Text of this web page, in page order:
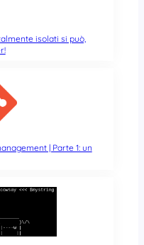
isolati si può,
| Parte 1: un